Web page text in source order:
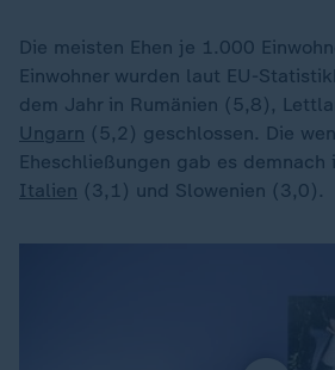
Die meisten Ehen je 1.000
Einwohner wurden laut EU-
dem Jahr in Rumänien (5,8),
Ungarn (5,2) geschlossen. Die
Eheschließungen gab es
Italien (3,1) und Slowenien (3,0).